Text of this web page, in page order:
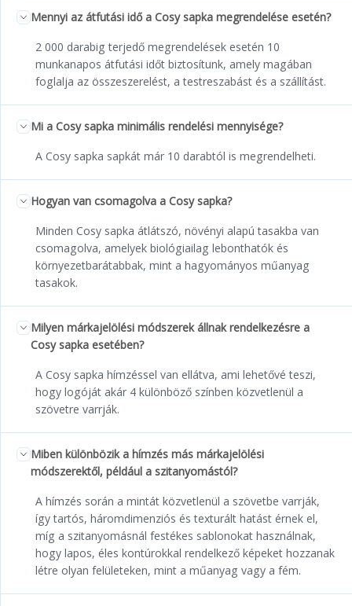
Mennyi az átfutási idő a Cosy sapka megrendelése esetén?
2 000 darabig terjedő megrendelések esetén 10
munkanapos átfutási időt biztosítunk, amely magában
foglalja az összeszerelést, a testreszabást és a szállítást.
Mi a Cosy sapka minimális rendelési mennyisége?
A Cosy sapka sapkát már 10 darabtól is megrendelheti.
Hogyan van csomagolva a Cosy sapka?
Minden Cosy sapka átlátszó, növényi alapú tasakba van
csomagolva, amelyek biológiailag lebonthatók és
környezetbarátabbak, mint a hagyományos műanyag
tasakok.
Milyen márkajelölési módszerek állnak rendelkezésre a
Cosy sapka esetében?
A Cosy sapka hímzéssel van ellátva, ami lehetővé teszi,
hogy logóját akár 4 különböző színben közvetlenül a
szövetre varrják.
Miben különbözik a hímzés más márkajelölési
módszerektől, például a szitanyomástól?
A hímzés során a mintát közvetlenül a szövetbe varrják,
így tartós, háromdimenziós és texturált hatást érnek el,
míg a szitanyomásnál festékes sablonokat használnak,
hogy lapos, éles kontúrokkal rendelkező képeket hozzanak
létre olyan felületeken, mint a műanyag vagy a fém.